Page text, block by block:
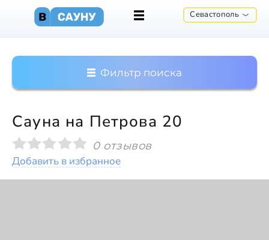
Севастополь
Фильтр поиска
Сауна на Петрова 20
0 отзывов
Добавить в избранное